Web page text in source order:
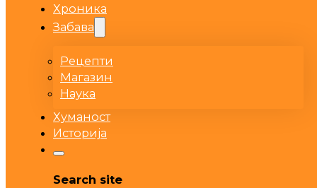
Хроника
Забава
Рецепти
Магазин
Наука
Хуманост
Историја
Search site